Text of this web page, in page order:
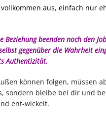
aus, einfach nur
Beziehung beenden noch den
gegenüber die Wahrheit
Authentizität.
können folgen, müssen
sondern bleibe bei dir und
ent-wickelt.